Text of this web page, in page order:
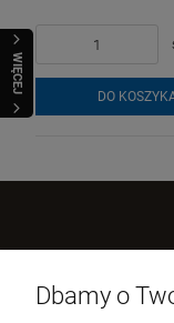
WIĘCEJ
DO
Dbamy o